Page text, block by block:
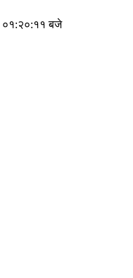
०१:२०:११ बजे